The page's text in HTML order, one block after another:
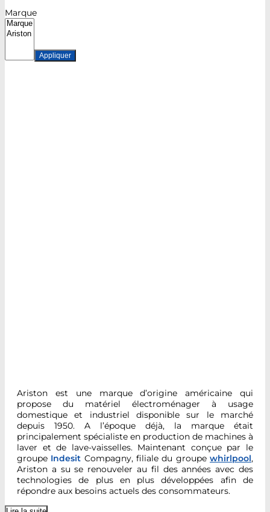
Marque
Appliquer
Ariston est une marque d’origine américaine qui
propose du matériel électroménager à usage
domestique et industriel disponible sur le marché
depuis 1950. A l’époque déjà, la marque était
principalement spécialiste en production de machines à
laver et de lave-vaisselles. Maintenant conçue par le
groupe Indesit Compagny, filiale du groupewhirlpool,
Ariston a su se renouveler au fil des années avec des
technologies de plus en plus développées afin de
répondre aux besoins actuels des consommateurs.